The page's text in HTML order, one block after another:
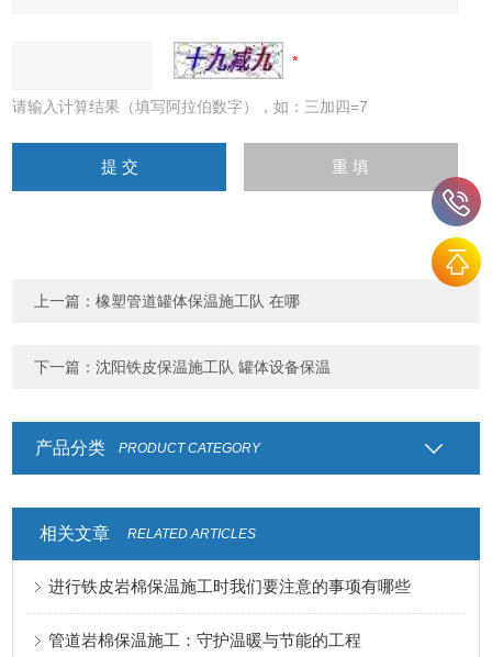
请输入计算结果（填写阿拉伯数字），如：三加四=7
上一篇：橡塑管道罐体保温施工队 在哪
下一篇：沈阳铁皮保温施工队 罐体设备保温
产品分类 PRODUCT CATEGORY
相关文章 RELATED ARTICLES
进行铁皮岩棉保温施工时我们要注意的事项有哪些
管道岩棉保温施工：守护温暖与节能的工程